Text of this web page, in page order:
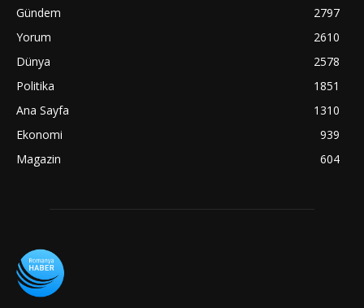
Gündem
2797
Yorum
2610
Dünya
2578
Politika
1851
Ana Sayfa
1310
Ekonomi
939
Magazin
604